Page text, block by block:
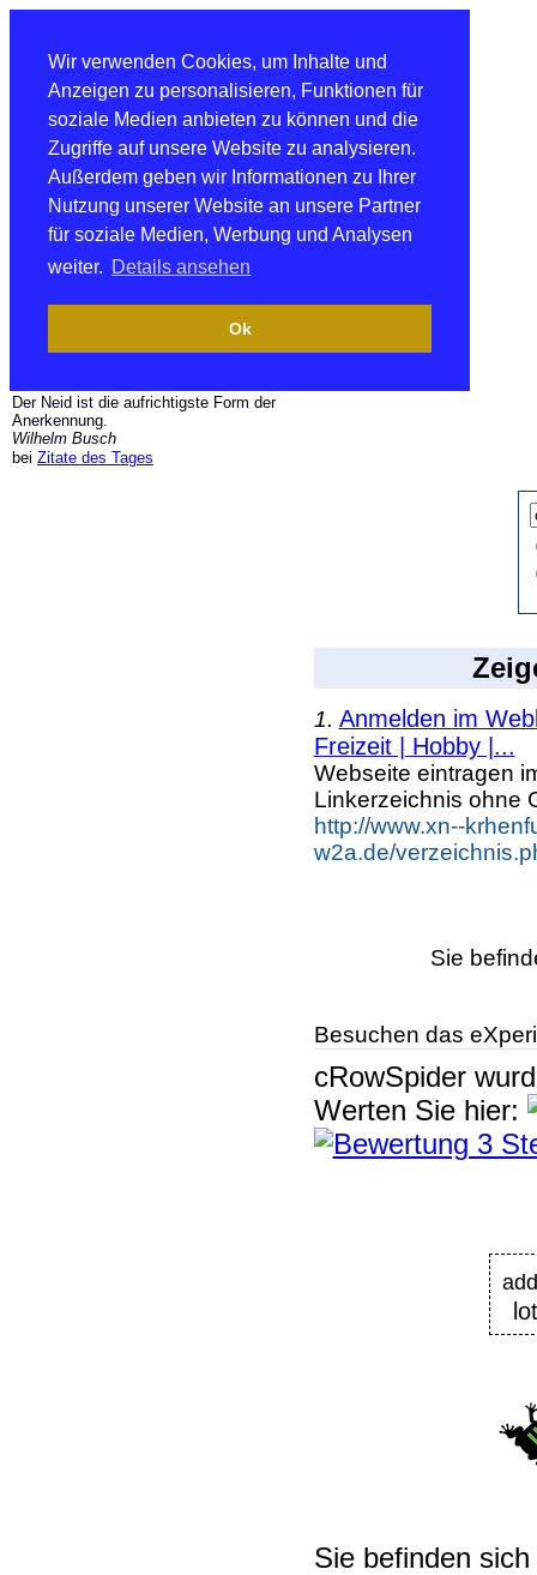
Wir verwenden Cookies, um Inhalte und
Anzeigen zu personalisieren, Funktionen für
soziale Medien anbieten zu können und die
Zugriffe auf unsere Website zu analysieren.
Außerdem geben wir Informationen zu Ihrer
Nutzung unserer Website an unsere Partner
für soziale Medien, Werbung und Analysen
weiter. Details ansehen
Ok
Der Neid ist die aufrichtigste Form der
Anerkennung.
Wilhelm Busch
bei Zitate des Tages
1. Anmelden im
Freizeit | Hobby |...
Webseite eintragen
Linkerzeichnis ohne
http://www.xn--
w2a.de/
Sie
Besuchen das
cRowSpider
Werten Sie hier:
Sie befinden